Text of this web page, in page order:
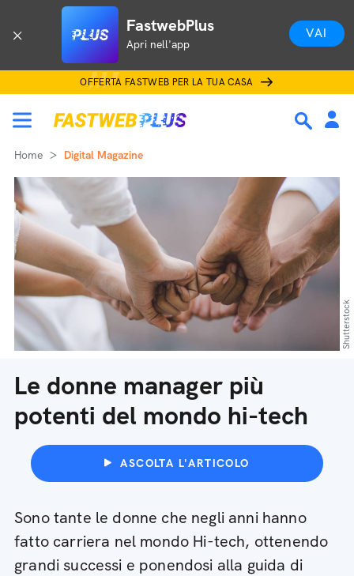
FastwebPlus
Apri nell'app
VAI
OFFERTA FASTWEB PER LA TUA CASA
Home Digital Magazine
Le donne manager più
potenti del mondo hi-tech
ASCOLTA L'ARTICOLO
Sono tante le donne che negli anni hanno
fatto carriera nel mondo Hi-tech, ottenendo
grandi successi e ponendosi alla guida di
Shutterstock